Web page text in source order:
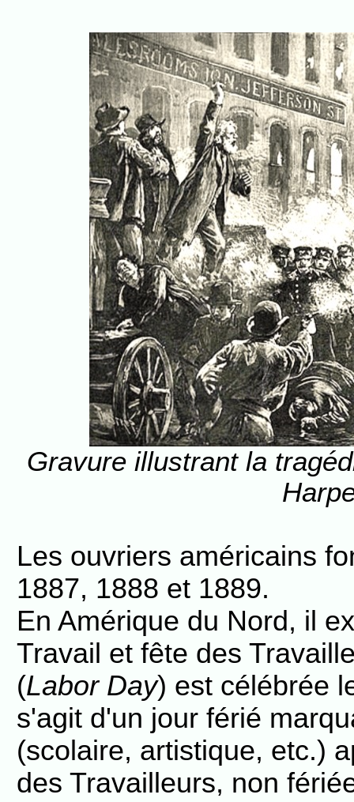
Gravure illustrant la
Les ouvriers américains
1887, 1888 et 1889.
En Amérique du Nord, il
Travail et fête des
(Labor Day) est célébrée
s'agit d'un jour férié
(scolaire, artistique, etc.)
des Travailleurs, non